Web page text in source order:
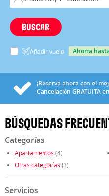
BUSCAR
Añadir vuelo ahorra
¡Reserva ahora con el
Cancelación GRATUITA
BÚSQUEDAS
Categorías
Apartamentos (4)
Otras categorías (3)
Servicios